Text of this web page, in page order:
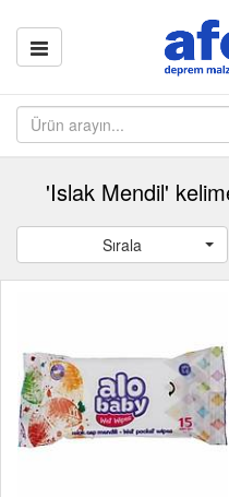
'Islak Mendil'
Sırala